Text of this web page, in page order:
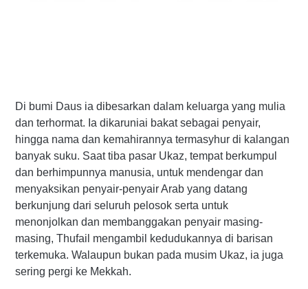
Di bumi Daus ia dibesarkan dalam keluarga yang mulia
dan terhormat. Ia dikaruniai bakat sebagai penyair,
hingga nama dan kemahirannya termasyhur di kalangan
banyak suku. Saat tiba pasar Ukaz, tempat berkumpul
dan berhimpunnya manusia, untuk mendengar dan
menyaksikan penyair-penyair Arab yang datang
berkunjung dari seluruh pelosok serta untuk
menonjolkan dan membanggakan penyair masing-
masing, Thufail mengambil kedudukannya di barisan
terkemuka. Walaupun bukan pada musim Ukaz, ia juga
sering pergi ke Mekkah.